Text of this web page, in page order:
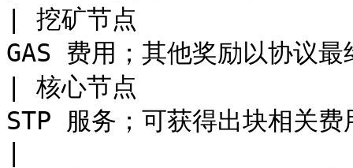
| 挖矿节点
GAS 费用；其他奖励以
| 核心节点
STP 服务；可获得出块相关